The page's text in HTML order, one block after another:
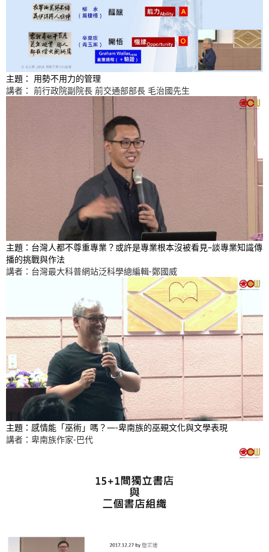
主題： 用勢不用力的管理
講者： 前行政院副院長 前交通部部長 毛治國先生
主題：台灣人都不尊重專業？或許是專業根本沒被看見–談專業知識傳
播的挑戰與作法
講者：台灣最大科普網站泛科學總編輯-鄭國威
主題：感情能「巫術」嗎？—-卑南族的巫覡文化與文學表現
講者：卑南族作家-巴代